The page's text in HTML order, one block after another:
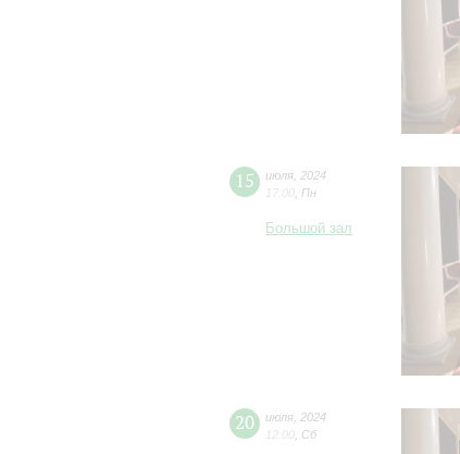
15 июля 2024
17:00 Пн
Большой зал
20 июля 2024
12:00 Сб